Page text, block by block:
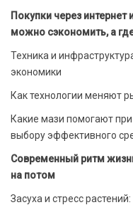
Покупки через
можно сэкономить, а
Техника и
экономики
Как технологии меняют
Какие мази помогают
выбору эффективного
Современный ритм
на потом
Засуха и стресс